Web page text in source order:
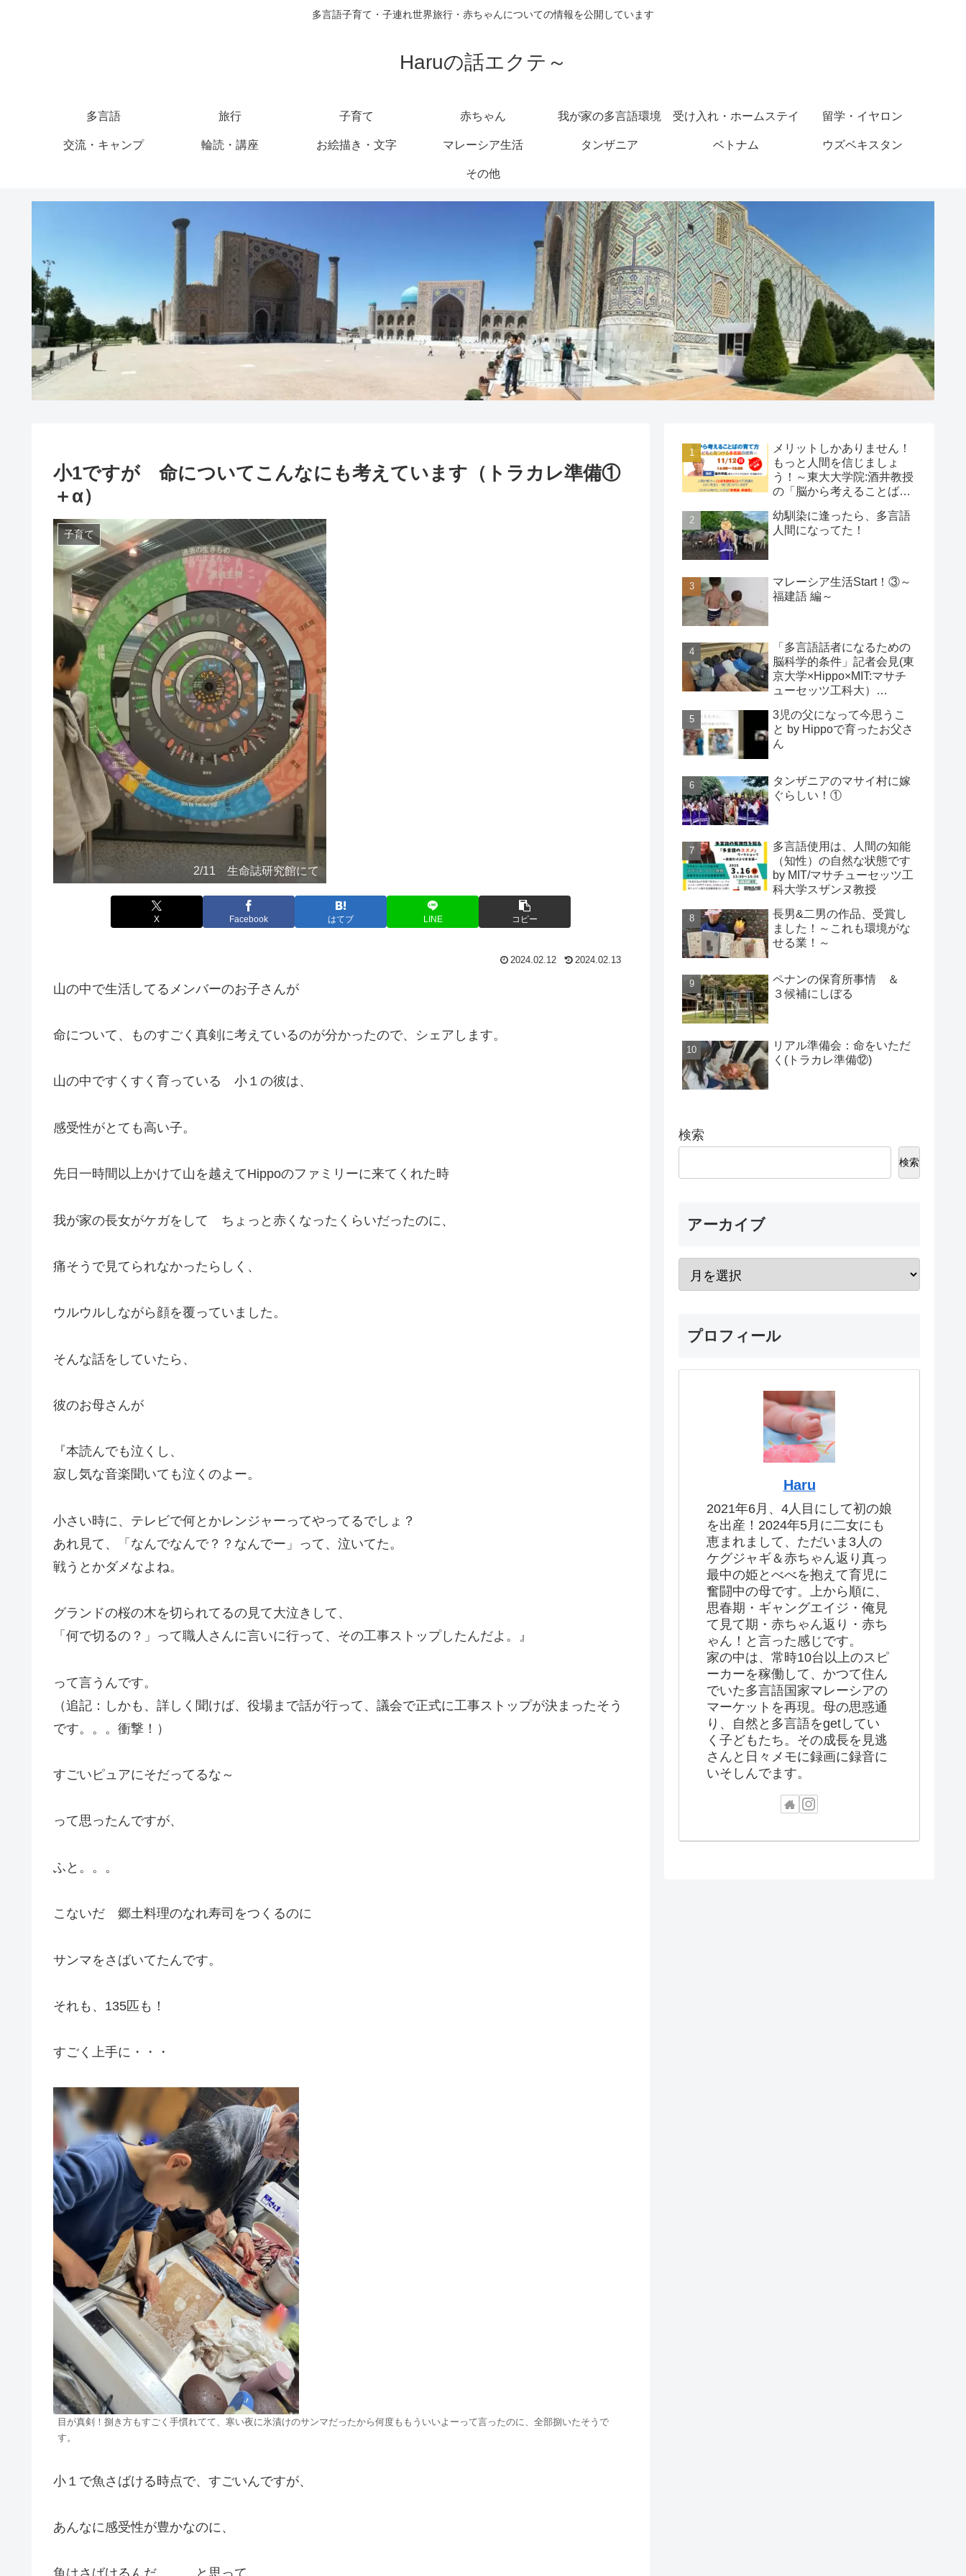
多言語子育て・子連れ世界旅行・赤ちゃんについての情報を公開しています
Haruの話エクテ～
多言語 旅行 子育て 赤ちゃん 我が家の多言語環境 受け入れ・ホームステイ 留学・イヤロン
交流・キャンプ 輪読・講座 お絵描き・文字 マレーシア生活 タンザニア ベトナム ウズベキスタン
その他
小1ですが 命についてこんなにも考えています（トラカレ準備①
＋α）
子育て
2/11 生命誌研究館にて
X Facebook はてブ LINE コピー
2024.02.12 2024.02.13
山の中で生活してるメンバーのお子さんが
命について、ものすごく真剣に考えているのが分かったので、シェアします。
山の中ですくすく育っている 小１の彼は、
感受性がとても高い子。
先日一時間以上かけて山を越えてHippoのファミリーに来てくれた時
我が家の長女がケガをして ちょっと赤くなったくらいだったのに、
痛そうで見てられなかったらしく、
ウルウルしながら顔を覆っていました。
そんな話をしていたら、
彼のお母さんが
『本読んでも泣くし、
寂し気な音楽聞いても泣くのよー。
小さい時に、テレビで何とかレンジャーってやってるでしょ？
あれ見て、「なんでなんで？？なんでー」って、泣いてた。
戦うとかダメなよね。
グランドの桜の木を切られてるの見て大泣きして、
「何で切るの？」って職人さんに言いに行って、その工事ストップしたんだよ。』
って言うんです。
（追記：しかも、詳しく聞けば、役場まで話が行って、議会で正式に工事ストップが決まったそう
です。。。衝撃！）
すごいピュアにそだってるな～
って思ったんですが、
ふと。。。
こないだ 郷土料理のなれ寿司をつくるのに
サンマをさばいてたんです。
それも、135匹も！
すごく上手に・・・
目が真剣！捌き方もすごく手慣れてて、寒い夜に氷漬けのサンマだったから何度ももういいよーって言ったのに、全部捌いたそうで
す。
小１で魚さばける時点で、すごいんですが、
あんなに感受性が豊かなのに、
メリットしかありません！
もっと人間を信じましょ
う！～東大大学院:酒井教授
の「脳から考えることばの
幼馴染に逢ったら、多言語
人間になってた！
マレーシア生活Start！③～
福建語 編～
「多言語話者になるための
脳科学的条件」記者会見(東
京大学×Hippo×MIT:マサチ
ューセッツ工科大）
3児の父になって今思うこ
と by Hippoで育ったお父さ
ん
タンザニアのマサイ村に嫁
ぐらしい！①
多言語使用は、人間の知能
（知性）の自然な状態です
by MIT/マサチューセッツ工
科大学スザンヌ教授
長男&二男の作品、受賞し
ました！～これも環境がな
せる業！～
ペナンの保育所事情 ＆
３候補にしぼる
リアル準備会：命をいただ
く(トラカレ準備⑫)
検索
検索
アーカイブ
プロフィール
Haru
2021年6月、4人目にして初の娘
を出産！2024年5月に二女にも
恵まれまして、ただいま3人の
ケグジャギ＆赤ちゃん返り真っ
最中の姫とべべを抱えて育児に
奮闘中の母です。上から順に、
思春期・ギャングエイジ・俺見
て見て期・赤ちゃん返り・赤ち
ゃん！と言った感じです。
家の中は、常時10台以上のスピ
ーカーを稼働して、かつて住ん
でいた多言語国家マレーシアの
マーケットを再現。母の思惑通
り、自然と多言語をgetしてい
く子どもたち。その成長を見逃
さんと日々メモに録画に録音に
いそしんでます。